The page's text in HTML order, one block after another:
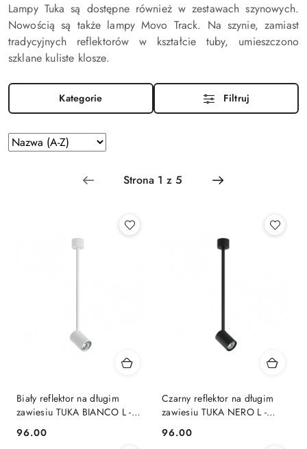
Lampy Tuka są dostępne również w zestawach szynowych.
Nowością są także lampy Movo Track. Na szynie, zamiast
tradycyjnych reflektorów w kształcie tuby, umieszczono
szklane kuliste klosze.
Kategorie Filtruj
Zastosowano
sortowanie:
Sortuj
według
Biały reflektor na długim
zawiesiu TUKA BIANCO L -
Orlicki Design
Cena:
96.00
Czarny reflektor na długim
zawiesiu TUKA NERO L -
Orlicki Design
Cena:
96.00